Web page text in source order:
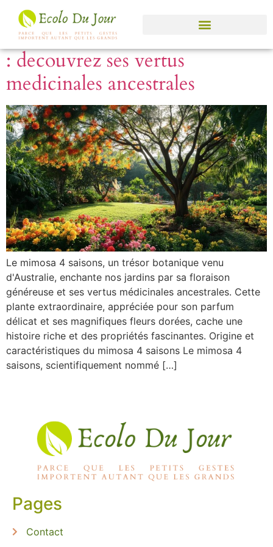
Les secrets du mimosa 4 saisons
: decouvrez ses vertus
medicinales ancestrales
Le mimosa 4 saisons, un trésor botanique venu
d'Australie, enchante nos jardins par sa floraison
généreuse et ses vertus médicinales ancestrales. Cette
plante extraordinaire, appréciée pour son parfum
délicat et ses magnifiques fleurs dorées, cache une
histoire riche et des propriétés fascinantes. Origine et
caractéristiques du mimosa 4 saisons Le mimosa 4
saisons, scientifiquement nommé […]
Pages
Contact